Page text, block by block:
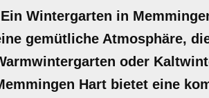
Wintergarten in
gemütliche Atmosphäre,
oder
Hart bietet eine